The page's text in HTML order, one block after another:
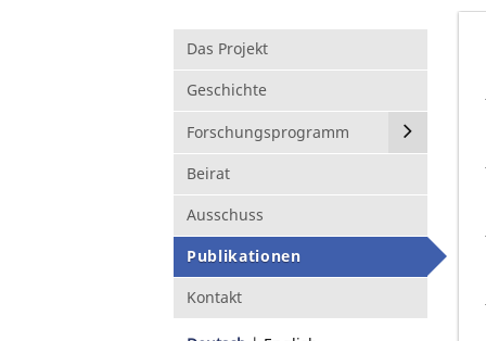
Das Projekt
Geschichte
Forschungsprogramm
Beirat
Ausschuss
Publikationen
Kontakt